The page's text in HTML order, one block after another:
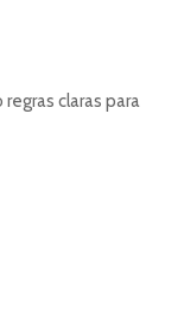
claras para